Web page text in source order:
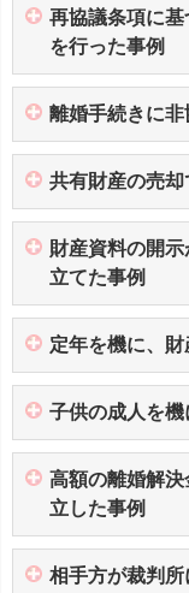
再協議条項に
を行った事例
離婚手続きに
共有財産の売
財産資料の開
立てた事例
定年を機に、
子供の成人を
高額の離婚解
立した事例
相手方が裁判